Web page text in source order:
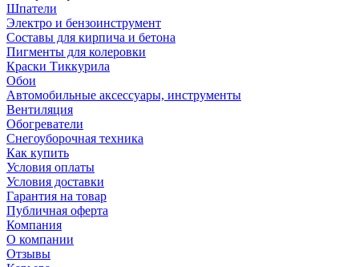
Шпатели
Электро и бензоинструмент
Составы для кирпича и бетона
Пигменты для колеровки
Краски Тиккурила
Обои
Автомобильные аксессуары, инструменты
Вентиляция
Обогреватели
Снегоуборочная техника
Как купить
Условия оплаты
Условия доставки
Гарантия на товар
Публичная оферта
Компания
О компании
Отзывы